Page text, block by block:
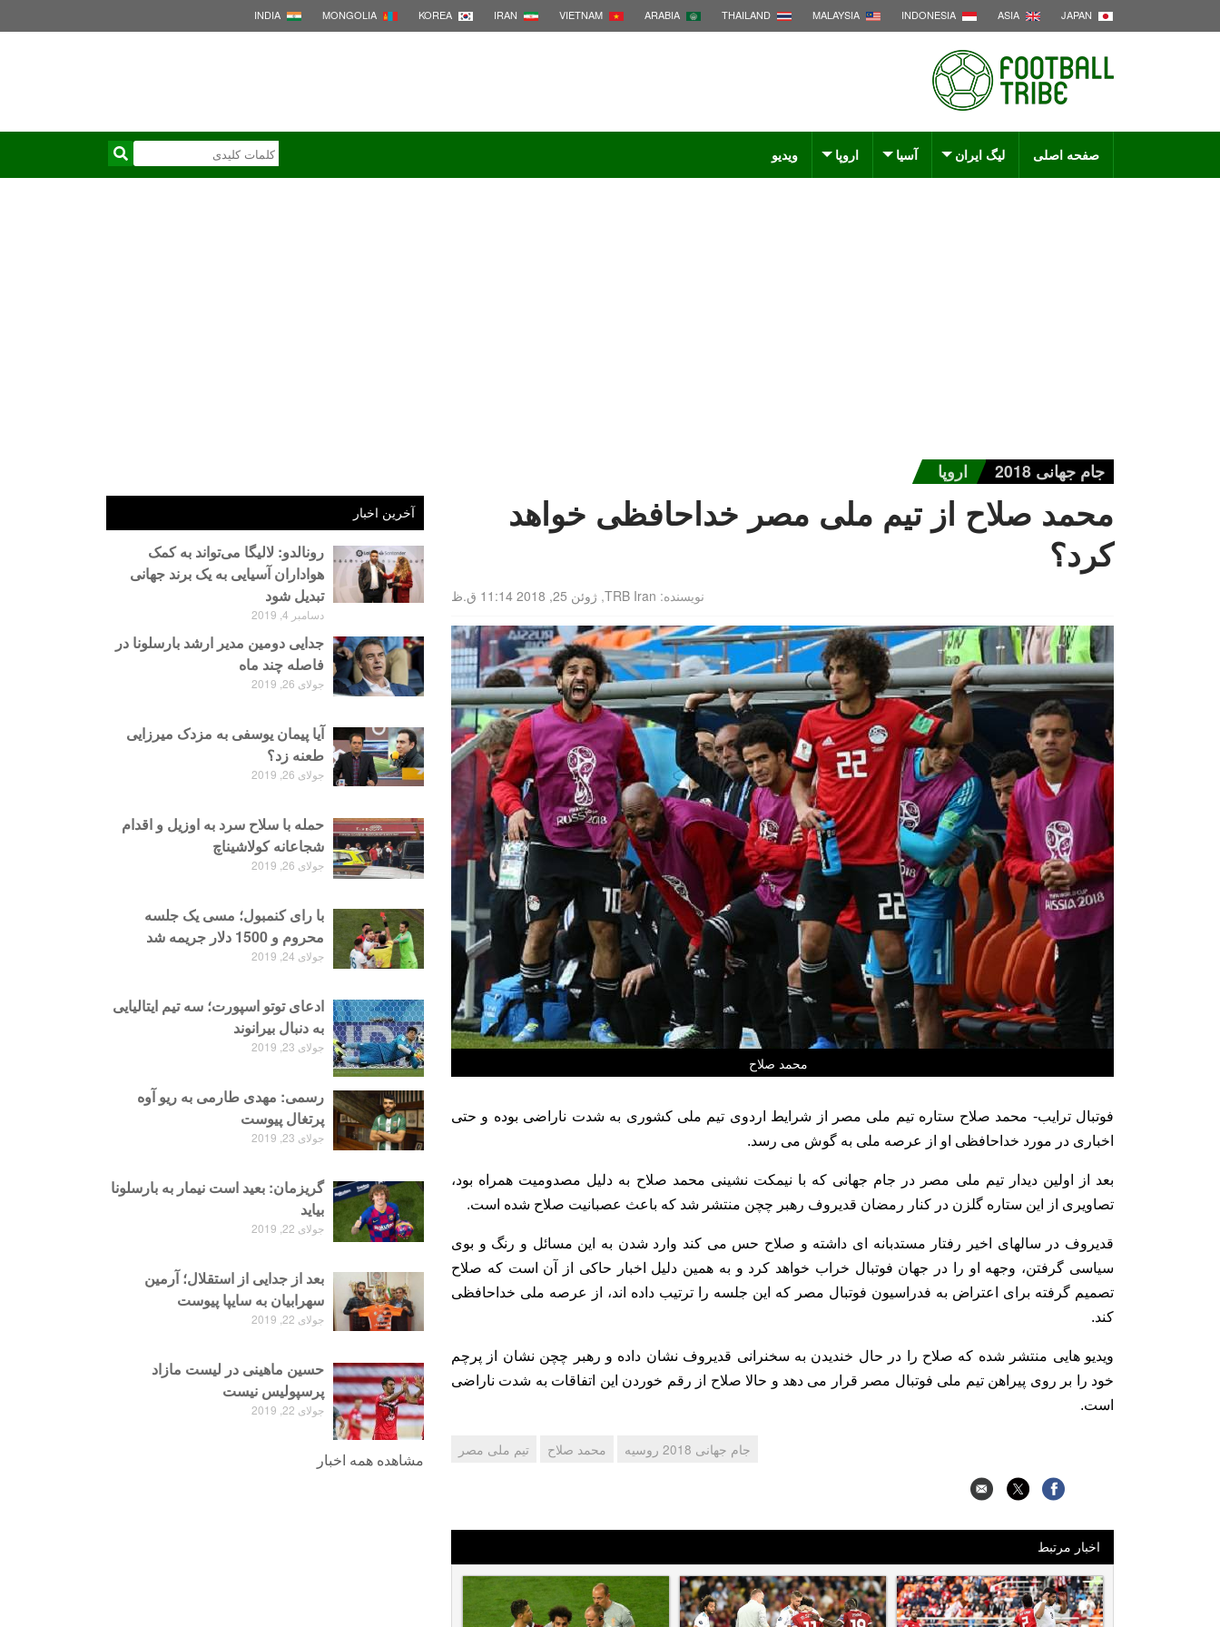
JAPAN
ASIA
INDONESIA
MALAYSIA
THAILAND
ARABIA
VIETNAM
IRAN
KOREA
MONGOLIA
INDIA
صفحه اصلی لیگ ایران آسیا اروپا ویدیو
جام جهانی 2018 اروپا
محمد صلاح از تیم ملی مصر خداحافظی خواهد
کرد؟
نویسنده: TRB Iran
, ژوئن 25, 2018 11:14 ق.ظ
محمد صلاح
فوتبال ترایب- محمد صلاح ستاره تیم ملی مصر از شرایط اردوی تیم ملی کشوری به شدت ناراضی بوده و حتی
اخباری در مورد خداحافظی او از عرصه ملی به گوش می رسد.
بعد از اولین دیدار تیم ملی مصر در جام جهانی که با نیمکت نشینی محمد صلاح به دلیل مصدومیت همراه بود،
تصاویری از این ستاره گلزن در کنار رمضان قدیروف رهبر چچن منتشر شد که باعث عصبانیت صلاح شده است.
قدیروف در سالهای اخیر رفتار مستدبانه ای داشته و صلاح حس می کند وارد شدن به این مسائل و رنگ و بوی
سیاسی گرفتن، وجهه او را در جهان فوتبال خراب خواهد کرد و به همین دلیل اخبار حاکی از آن است که صلاح
تصمیم گرفته برای اعتراض به فدراسیون فوتبال مصر که این جلسه را ترتیب داده اند، از عرصه ملی خداحافظی
کند.
ویدیو هایی منتشر شده که صلاح را در حال خندیدن به سخنرانی قدیروف نشان داده و رهبر چچن نشان از پرچم
خود را بر روی پیراهن تیم ملی فوتبال مصر قرار می دهد و حالا صلاح از رقم خوردن این اتفاقات به شدت ناراضی
است.
جام جهانی 2018 روسیه محمد صلاح تیم ملی مصر
اخبار مرتبط
آخرین اخبار
رونالدو: لالیگا می‌تواند به کمک
هواداران آسیایی به یک برند جهانی
تبدیل شود
دسامبر 4, 2019
جدایی دومین مدیر ارشد بارسلونا در
فاصله چند ماه
جولای 26, 2019
آیا پیمان یوسفی به مزدک میرزایی
طعنه زد؟
جولای 26, 2019
حمله با سلاح سرد به اوزیل و اقدام
شجاعانه کولاشیناچ
جولای 26, 2019
با رای کنمبول؛ مسی یک جلسه
محروم و 1500 دلار جریمه شد
جولای 24, 2019
ادعای توتو اسپورت؛ سه تیم ایتالیایی
به دنبال بیرانوند
جولای 23, 2019
رسمی: مهدی طارمی به ریو آوه
پرتغال پیوست
جولای 23, 2019
گریزمان: بعید است نیمار به بارسلونا
بیاید
جولای 22, 2019
بعد از جدایی از استقلال؛ آرمین
سهرابیان به سایپا پیوست
جولای 22, 2019
حسین ماهینی در لیست مازاد
پرسپولیس نیست
جولای 22, 2019
مشاهده همه اخبار